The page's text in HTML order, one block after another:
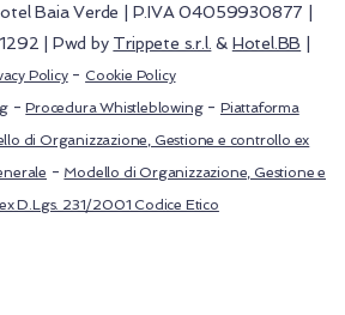
Baia Verde | P.IVA 04059930877 |
| Pwd by Trippete s.r.l. & Hotel.BB
Policy- Cookie Policy
-Procedura Whistleblowing- Piattaforma
di Organizzazione, Gestione e controllo ex
- Modello di Organizzazione, Gestione e
D.Lgs. 231/2001 Codice Etico